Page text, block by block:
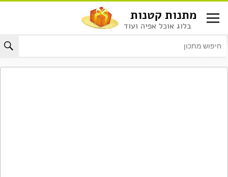
לתוכן
מתנות קטנות
בלוג אוכל אפיה ועוד